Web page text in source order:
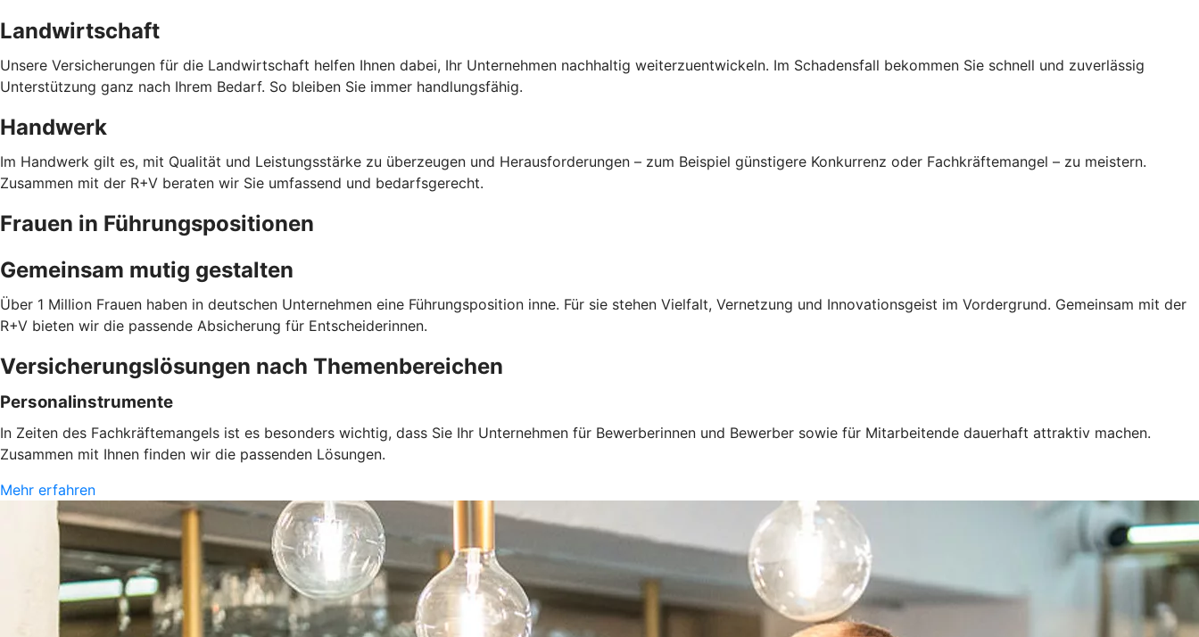
Landwirtschaft
Unsere Versicherungen für die Landwirtschaft helfen Ihnen dabei, Ihr Unternehmen nachhaltig weiterzuentwickeln. Im Schadensfall bekommen Sie schnell und zuverlässig
Unterstützung ganz nach Ihrem Bedarf. So bleiben Sie immer handlungsfähig.
Handwerk
Im Handwerk gilt es, mit Qualität und Leistungsstärke zu überzeugen und Herausforderungen – zum Beispiel günstigere Konkurrenz oder Fachkräftemangel – zu meistern.
Zusammen mit der R+V beraten wir Sie umfassend und bedarfsgerecht.
Frauen in Führungspositionen
Gemeinsam mutig gestalten
Über 1 Million Frauen haben in deutschen Unternehmen eine Führungsposition inne. Für sie stehen Vielfalt, Vernetzung und Innovationsgeist im Vordergrund. Gemeinsam mit der
R+V bieten wir die passende Absicherung für Entscheiderinnen.
Versicherungslösungen nach Themenbereichen
Personalinstrumente
In Zeiten des Fachkräftemangels ist es besonders wichtig, dass Sie Ihr Unternehmen für Bewerberinnen und Bewerber sowie für Mitarbeitende dauerhaft attraktiv machen.
Zusammen mit Ihnen finden wir die passenden Lösungen.
Mehr erfahren